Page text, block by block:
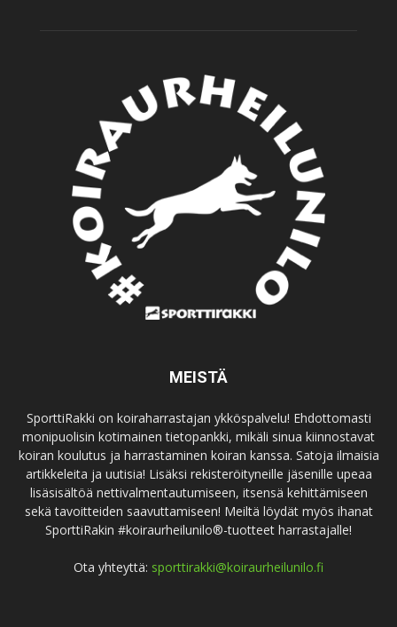
MEISTÄ
SporttiRakki on koiraharrastajan ykköspalvelu! Ehdottomasti
monipuolisin kotimainen tietopankki, mikäli sinua kiinnostavat
koiran koulutus ja harrastaminen koiran kanssa. Satoja ilmaisia
artikkeleita ja uutisia! Lisäksi rekisteröityneille jäsenille upeaa
lisäsisältöä nettivalmentautumiseen, itsensä kehittämiseen
sekä tavoitteiden saavuttamiseen! Meiltä löydät myös ihanat
SporttiRakin #koiraurheilunilo®-tuotteet harrastajalle!
Ota yhteyttä: sporttirakki@koiraurheilunilo.fi